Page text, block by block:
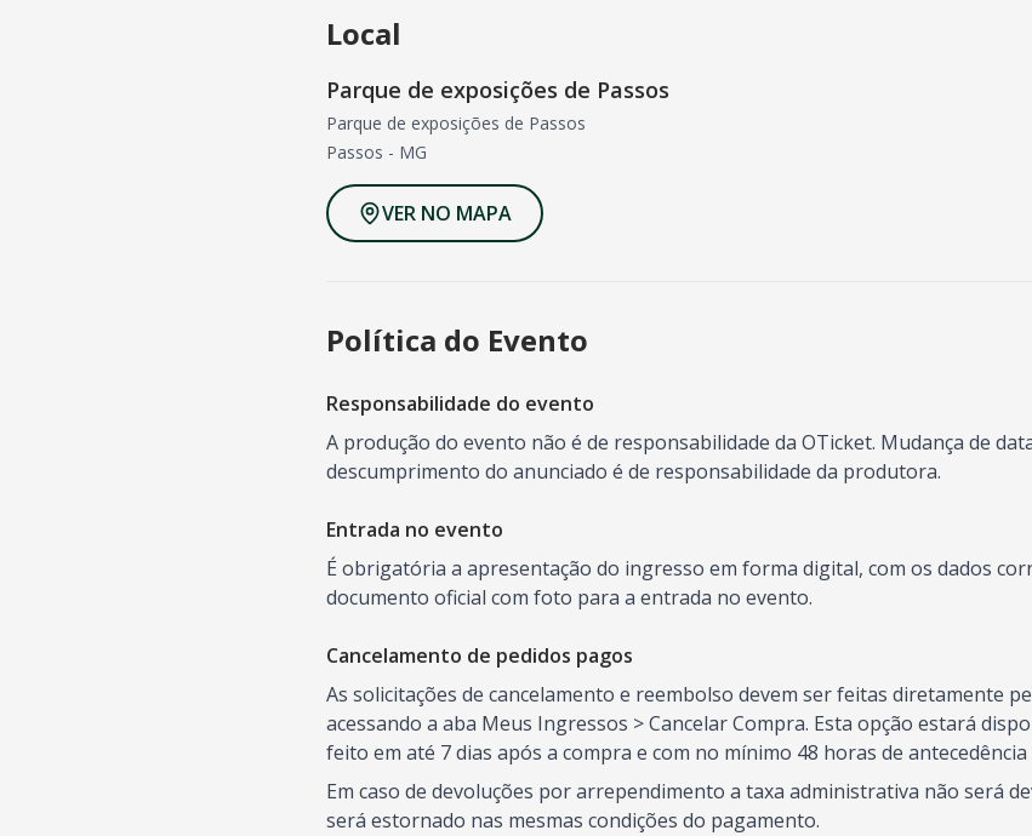
Local
Parque de exposições de Passos
Parque de exposições de Passos
Passos - MG
VER NO MAPA
Política do Evento
Responsabilidade do evento
A produção do evento não é de responsabilidade da OTicket. Mudança de
descumprimento do anunciado é de responsabilidade da produtora.
Entrada no evento
É obrigatória a apresentação do ingresso em forma digital, com os dados
documento oficial com foto para a entrada no evento.
Cancelamento de pedidos pagos
As solicitações de cancelamento e reembolso devem ser feitas diretamente
acessando a aba Meus Ingressos > Cancelar Compra. Esta opção estará
feito em até 7 dias após a compra e com no mínimo 48 horas de
Em caso de devoluções por arrependimento a taxa administrativa não será
será estornado nas mesmas condições do pagamento.